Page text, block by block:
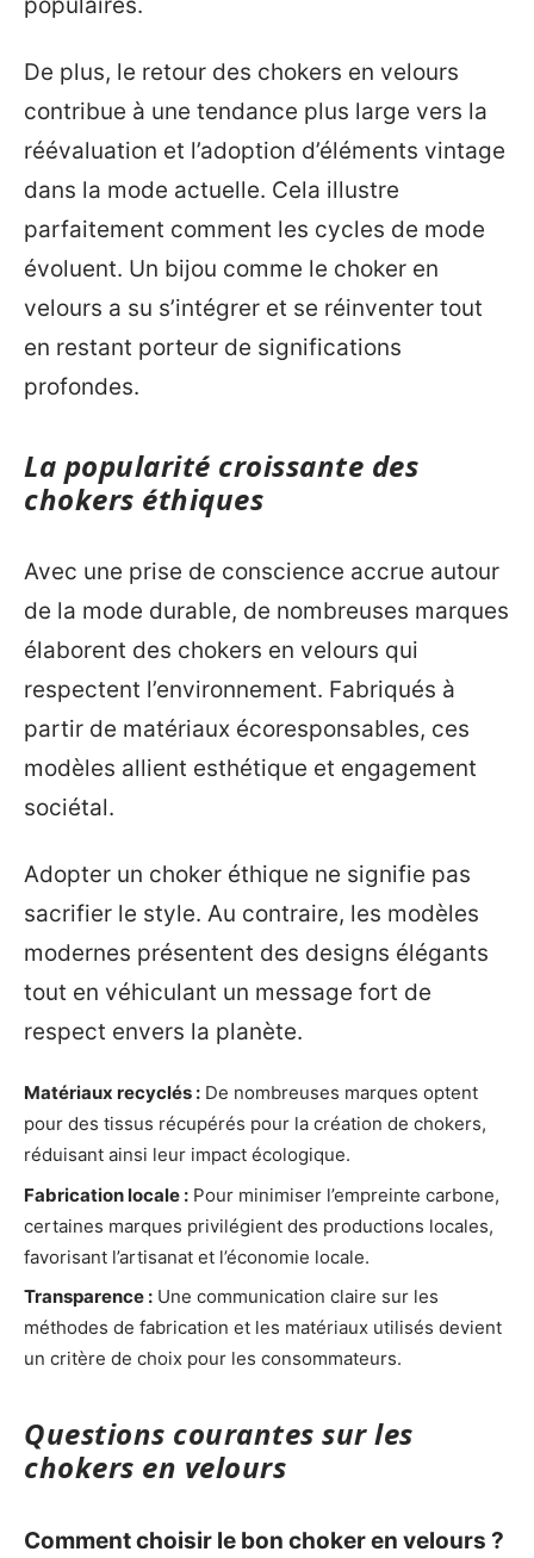
populaires.
De plus, le retour des chokers en velours
contribue à une tendance plus large vers la
réévaluation et l’adoption d’éléments vintage
dans la mode actuelle. Cela illustre
parfaitement comment les cycles de mode
évoluent. Un bijou comme le choker en
velours a su s’intégrer et se réinventer tout
en restant porteur de significations
profondes.
La popularité croissante des
chokers éthiques
Avec une prise de conscience accrue autour
de la mode durable, de nombreuses marques
élaborent des chokers en velours qui
respectent l’environnement. Fabriqués à
partir de matériaux écoresponsables, ces
modèles allient esthétique et engagement
sociétal.
Adopter un choker éthique ne signifie pas
sacrifier le style. Au contraire, les modèles
modernes présentent des designs élégants
tout en véhiculant un message fort de
respect envers la planète.
Matériaux recyclés : De nombreuses marques optent
pour des tissus récupérés pour la création de chokers,
réduisant ainsi leur impact écologique.
Fabrication locale : Pour minimiser l’empreinte carbone,
certaines marques privilégient des productions locales,
favorisant l’artisanat et l’économie locale.
Transparence : Une communication claire sur les
méthodes de fabrication et les matériaux utilisés devient
un critère de choix pour les consommateurs.
Questions courantes sur les
chokers en velours
Comment choisir le bon choker en velours ?